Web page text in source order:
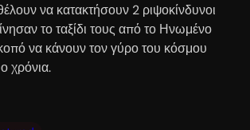
να κατακτήσουν 2 ριψοκίνδυνοι
το ταξίδι τους από το Ηνωμένο
να κάνουν τον γύρο του κόσμου
χρόνια.